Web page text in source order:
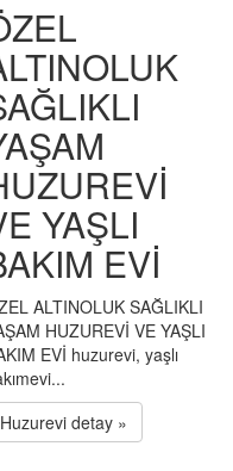
YAŞLI
EVİ
ALTINOLUK SAĞLIKLI
HUZUREVİ VE YAŞLI
EVİ huzurevi, yaşlı
Huzurevi detay »